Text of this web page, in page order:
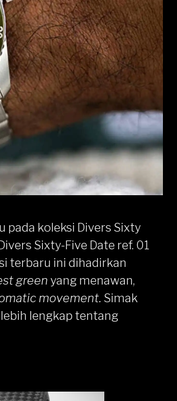
pada koleksi Divers Sixty
Sixty-Five Date ref. 01
terbaru ini dihadirkan
green yang menawan,
movement. Simak
lengkap tentang